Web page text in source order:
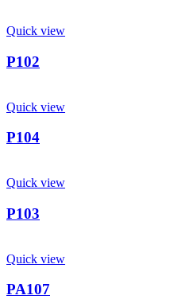
Quick view
P102
Quick view
P104
Quick view
P103
Quick view
PA107